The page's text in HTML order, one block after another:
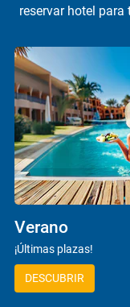
reservar hotel
Verano
¡Últimas plazas!
DESCUBRIR